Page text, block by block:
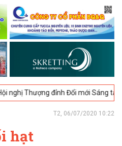
đỉnh Đổi mới Sáng tạo trong
T2, 06/07/2020 10:22
hạt